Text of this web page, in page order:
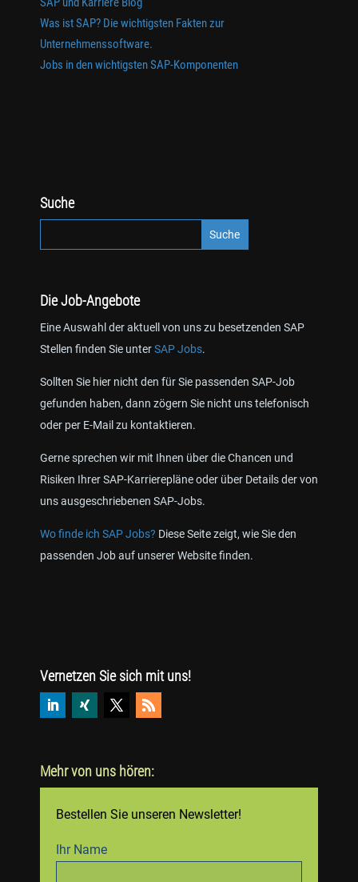
Was ist SAP? Die wichtigsten Fakten zur
Unternehmenssoftware.
Jobs in den wichtigsten SAP-Komponenten
Suche
Die Job-Angebote
Eine Auswahl der aktuell von uns zu besetzenden SAP
Stellen finden Sie unterSAP Jobs.
Sollten Sie hier nicht den für Sie passenden SAP-Job
gefunden haben, dann zögern Sie nicht uns telefonisch
oder per E-Mail zu kontaktieren.
Gerne sprechen wir mit Ihnen über die Chancen und
Risiken Ihrer SAP-Karrierepläne oder über Details der von
uns ausgeschriebenen SAP-Jobs.
Wo finde ich SAP Jobs? Diese Seite zeigt, wie Sie den
passenden Job auf unserer Website finden.
Vernetzen Sie sich mit uns!
Mehr von uns hören:
Bestellen Sie unseren Newsletter!
Ihr Name